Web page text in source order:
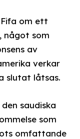
om ett
något som
av
verkar
slutat låtsas.
saudiska
som
omfattande